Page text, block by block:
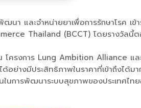
า และจำหน่ายยาเพื่อการรักษาโรค เ
Thailand (BCCT) โดยรางวัลนี้
โครงการ Lung Ambition Alliance
างมีประสิทธิภาพในราคาที่เข้าถึงได้ม
นการพัฒนาระบบสุขภาพของประเทศไท